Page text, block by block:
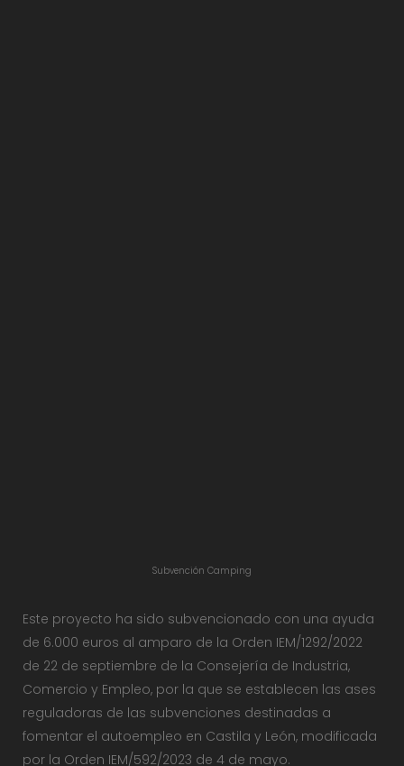
Subvención Camping
Este proyecto ha sido subvencionado con una ayuda
de 6.000 euros al amparo de la Orden IEM/1292/2022
de 22 de septiembre de la Consejería de Industria,
Comercio y Empleo, por la que se establecen las ases
reguladoras de las subvenciones destinadas a
fomentar el autoempleo en Castila y León, modificada
por la Orden IEM/592/2023 de 4 de mayo.